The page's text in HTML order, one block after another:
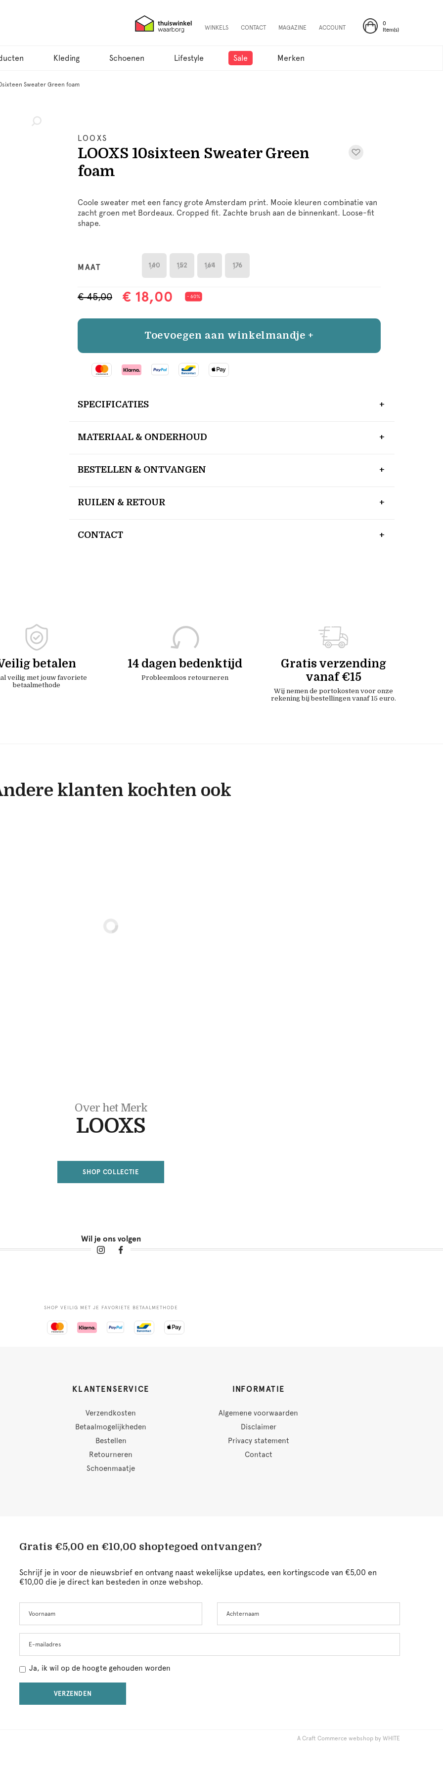
0
Item(s)
WINKELS CONTACT MAGAZINE ACCOUNT
Kleding Schoenen Lifestyle Sale Merken
Sweater Green foam
LOOXS
LOOXS 10sixteen Sweater Green
foam
Coole sweater met een fancy grote Amsterdam print. Mooie kleuren combinatie van
zacht groen met Bordeaux. Cropped fit. Zachte brush aan de binnenkant. Loose-fit
shape.
MAAT 140 152 164 176
€ 45,00 € 18,00 - 60%
Toevoegen aan winkelmandje +
SPECIFICATIES
MATERIAAL & ONDERHOUD
BESTELLEN & ONTVANGEN
RUILEN & RETOUR
CONTACT
betalen
veilig met jouw favoriete
betaalmethode
14 dagen bedenktijd
Probleemloos retourneren
Gratis verzending
vanaf €15
Wij nemen de portokosten voor onze
rekening bij bestellingen vanaf 15 euro.
klanten kochten ook
Over het Merk
LOOXS
SHOP COLLECTIE
Wil je ons volgen
SHOP VEILIG MET JE FAVORIETE BETAALMETHODE
KLANTENSERVICE
Verzendkosten
Betaalmogelijkheden
Bestellen
Retourneren
Schoenmaatje
INFORMATIE
Algemene voorwaarden
Disclaimer
Privacy statement
Contact
Gratis €5,00 en €10,00 shoptegoed ontvangen?
Schrijf je in voor de nieuwsbrief en ontvang naast wekelijkse updates, een kortingscode van €5,00 en
€10,00 die je direct kan besteden in onze webshop.
this
field
blank
Ja, ik wil op de hoogte gehouden worden
VERZENDEN
A Craft Commerce webshop by WHITE